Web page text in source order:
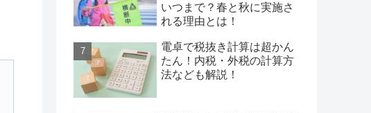
いつまで？春と秋に実施さ
れる理由とは！
電卓で税抜き計算は超かん
たん！内税・外税の計算方
法なども解説！